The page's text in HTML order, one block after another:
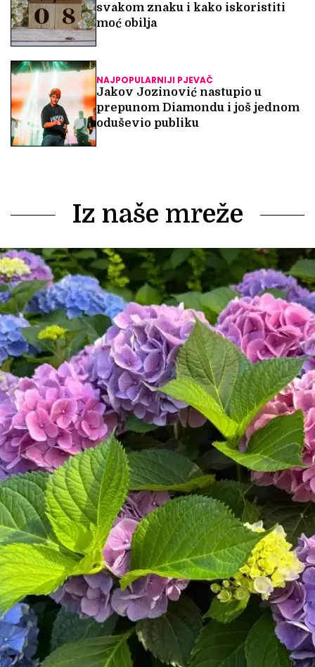
svakom znaku i kako iskoristiti
moć obilja
NAJPOPULARNIJI PJEVAČ
Jakov Jozinović nastupio u
prepunom Diamondu i još jednom
oduševio publiku
Iz naše mreže